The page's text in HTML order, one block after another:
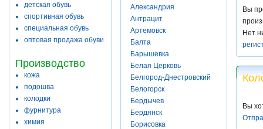
детская обувь
спортивная обувь
специальная обувь
оптовая продажа обуви
Производство
кожа
подошва
колодки
фурнитура
химия
Александрия
Антрацит
Артемовск
Балта
Барышевка
Белая Церковь
Белгород-Днестровский
Белогорск
Бердычев
Бердянск
Борисовка
Вы
Нет
Вы